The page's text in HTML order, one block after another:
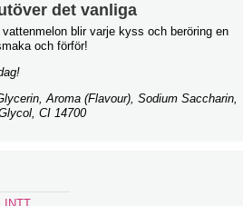
det vanliga
blir varje kyss och beröring en
och förför!
Aroma (Flavour), Sodium Saccharin,
CI 14700